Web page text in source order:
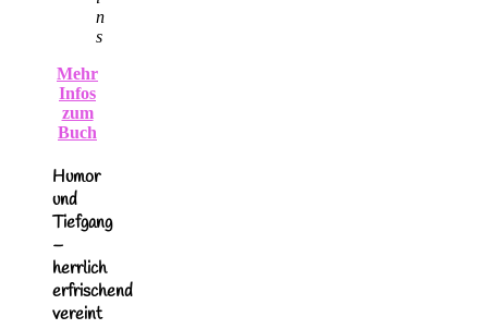
n
s
Mehr
Infos
zum
Buch
Humor
und
Tiefgang
–
herrlich
erfrischend
vereint